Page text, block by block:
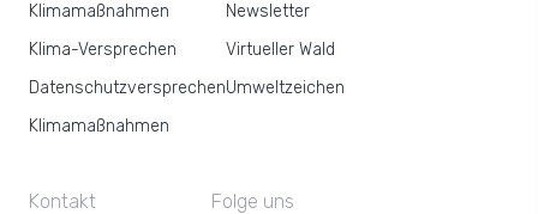
Klimamaßnahmen
Klima-Versprechen
Datenschutzversprechen
Klimamaßnahmen
Newsletter
Virtueller Wald
Umweltzeichen
Kontakt Folge uns